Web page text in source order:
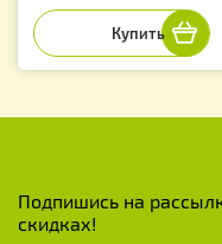
Подпишись на
скидках!